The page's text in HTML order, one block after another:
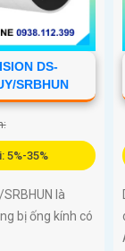
DS-
SRBHUN
5%-35%
là
bị ống kính có